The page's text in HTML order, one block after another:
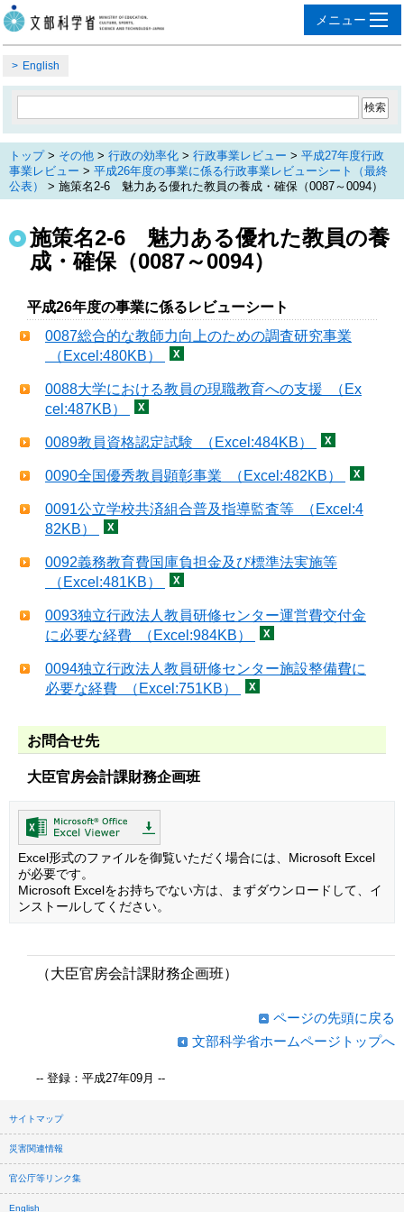
English
トップ> その他 > 行政の効率化 > 行政事業レビュー > 平成27年度行政
事業レビュー > 平成26年度の事業に係る行政事業レビューシート（最終
公表）
> 施策名2-6 魅力ある優れた教員の養成・確保（0087～0094）
施策名2-6 魅力ある優れた教員の養
成・確保（0087～0094）
平成26年度の事業に係るレビューシート
0087総合的な教師力向上のための調査研究事業
（Excel:480KB）
0088大学における教員の現職教育への支援 （Ex
cel:487KB）
0089教員資格認定試験 （Excel:484KB）
0090全国優秀教員顕彰事業 （Excel:482KB）
0091公立学校共済組合普及指導監査等 （Excel:4
82KB）
0092義務教育費国庫負担金及び標準法実施等
（Excel:481KB）
0093独立行政法人教員研修センター運営費交付金
に必要な経費 （Excel:984KB）
0094独立行政法人教員研修センター施設整備費に
必要な経費 （Excel:751KB）
お問合せ先
大臣官房会計課財務企画班
Excel形式のファイルを御覧いただく場合には、Microsoft Excel
が必要です。
Microsoft Excelをお持ちでない方は、まずダウンロードして、イ
ンストールしてください。
（大臣官房会計課財務企画班）
ページの先頭に戻る
文部科学省ホームページトップへ
-- 登録：平成27年09月 --
サイトマップ
災害関連情報
官公庁等リンク集
English